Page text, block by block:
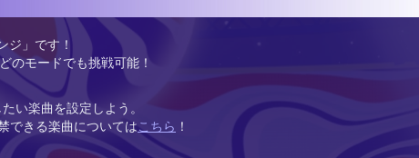
ジ」です！
のモードでも挑戦可能！
い楽曲を設定しよう。
できる楽曲についてはこちら ！